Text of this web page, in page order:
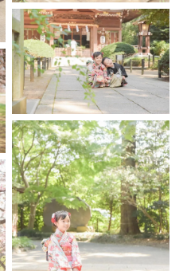
さ色調など、出来るだけ自然な
写真をセレクトして納品させ
出力にも十分な解像度で出力
ムや年賀状などにもご使用い
て頂きます。出来る限り早め
ります。
上とさせていただいておりま